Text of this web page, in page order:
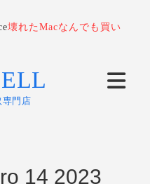
壊れたMacなんでも買い
専門店
14 2023